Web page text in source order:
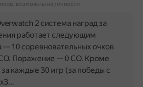
возможны неточности
2 система наград за
работает следующим
10 соревновательных очков
Поражение — 0 CO. Кроме
за каждые 30 игр (за победы с